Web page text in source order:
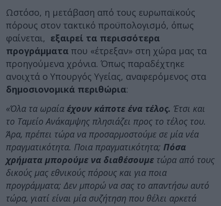
Ωστόσο, η μετάβαση από τους ευρωπαϊκούς
πόρους στον τακτικό προϋπολογισμό, όπως
φαίνεται, εξαιρεί τα περισσότερα
προγράμματα που «έτρεξαν» στη χώρα μας τα
προηγούμενα χρόνια. Όπως παραδέχτηκε
ανοιχτά ο Υπουργός Υγείας, αναφερόμενος στα
δημοσιονομικά περιθώρια:
«Όλα τα ωραία έχουν κάποτε ένα τέλος. Έτσι και
το Ταμείο Ανάκαμψης πλησιάζει προς το τέλος του.
Άρα, πρέπει τώρα να προσαρμοστούμε σε μία νέα
πραγματικότητα. Ποια πραγματικότητα; Πόσα
χρήματα μπορούμε να διαθέσουμε τώρα από τους
δικούς μας εθνικούς πόρους και για ποια
προγράμματα; Δεν μπορώ να σας το απαντήσω αυτό
τώρα, γιατί είναι μία συζήτηση που θέλει αρκετά